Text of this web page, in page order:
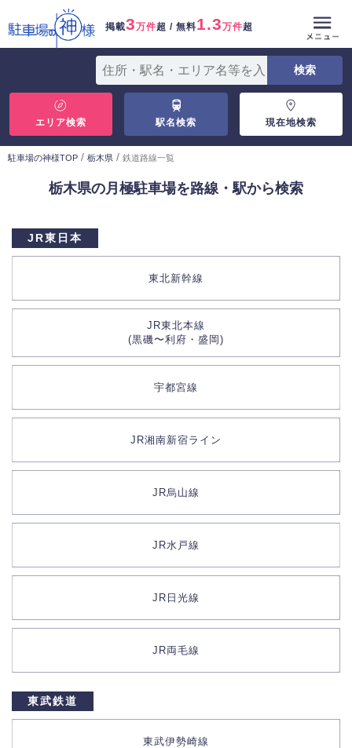
掲載3万件超 / 無料1.3万件超
エリア検索 駅名検索 現在地検索
駐車場の神様TOP / 栃木県 / 鉄道路線一覧
栃木県の月極駐車場を路線・駅から検索
JR東日本
東北新幹線
JR東北本線
(黒磯〜利府・盛岡)
宇都宮線
JR湘南新宿ライン
JR烏山線
JR水戸線
JR日光線
JR両毛線
東武鉄道
東武伊勢崎線